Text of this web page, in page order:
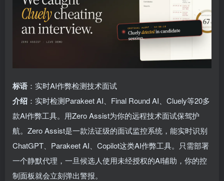
标语 ：实时AI作弊检测技术面试
介绍 ：实时检测Parakeet AI、Final Round AI、Cluely等20多
款AI作弊工具。用Zero Assist为你的远程技术面试保驾护
航。Zero Assist是一款法证级的面试监控系统，能实时识别
ChatGPT、Parakeet AI、Copilot这类AI作弊工具。只需部署
一个静默代理，一旦候选人使用未经授权的AI辅助，你的控
制面板就会立刻弹出警报。